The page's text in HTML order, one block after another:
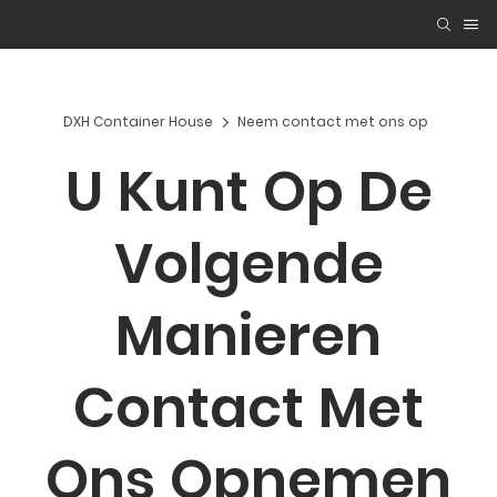
DXH Container House Neem contact met ons op
U Kunt Op De
Volgende
Manieren
Contact Met
Ons Opnemen